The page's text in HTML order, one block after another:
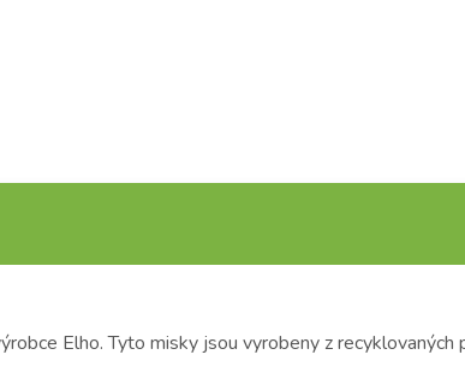
Elho. Tyto misky jsou vyrobeny z